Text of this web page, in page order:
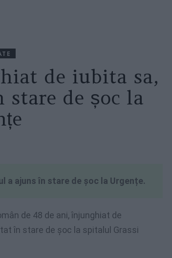
de iubita sa,
de șoc la
a ajuns în stare de șoc la Urgențe.
de 48 de ani, înjunghiat de
în stare de șoc la spitalul Grassi